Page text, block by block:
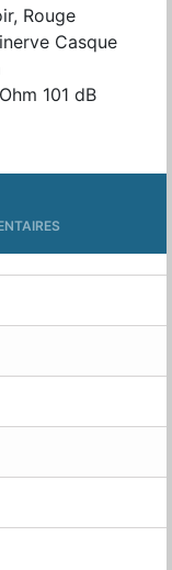
Rouge
Casque
101 dB